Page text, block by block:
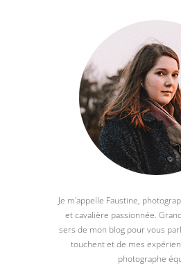
Je m'appelle Faustine,
et cavalière passionnée.
sers de mon blog pour vous
touchent et de mes
photographe